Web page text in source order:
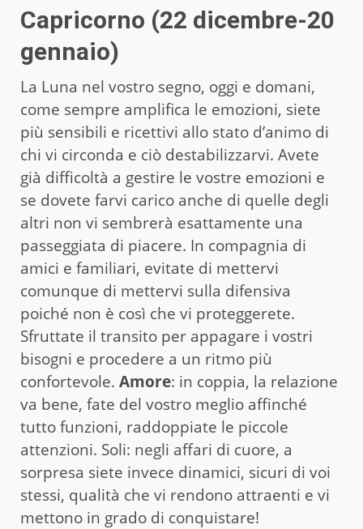
Capricorno (22 dicembre-20
gennaio)
La Luna nel vostro segno, oggi e domani,
come sempre amplifica le emozioni, siete
più sensibili e ricettivi allo stato d’animo di
chi vi circonda e ciò destabilizzarvi. Avete
già difficoltà a gestire le vostre emozioni e
se dovete farvi carico anche di quelle degli
altri non vi sembrerà esattamente una
passeggiata di piacere. In compagnia di
amici e familiari, evitate di mettervi
comunque di mettervi sulla difensiva
poiché non è così che vi proteggerete.
Sfruttate il transito per appagare i vostri
bisogni e procedere a un ritmo più
confortevole. Amore: in coppia, la relazione
va bene, fate del vostro meglio affinché
tutto funzioni, raddoppiate le piccole
attenzioni. Soli: negli affari di cuore, a
sorpresa siete invece dinamici, sicuri di voi
stessi, qualità che vi rendono attraenti e vi
mettono in grado di conquistare!